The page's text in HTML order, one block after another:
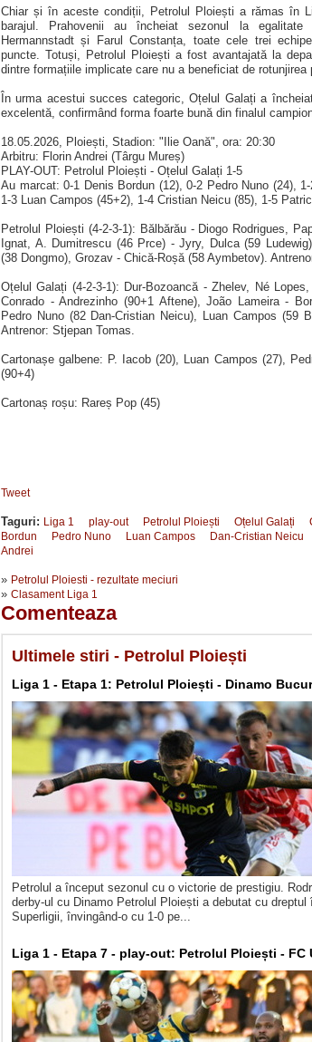
Chiar și în aceste condiții, Petrolul Ploiești a rămas în
barajul. Prahovenii au încheiat sezonul la
Hermannstadt și Farul Constanța, toate cele trei
puncte. Totuși, Petrolul Ploiești a fost avantajată la
dintre formațiile implicate care nu a beneficiat de rotunjirea
În urma acestui succes categoric, Oțelul Galați a
excelentă, confirmând forma foarte bună din finalul
18.05.2026, Ploiești, Stadion: "Ilie Oană", ora: 20:30
Arbitru: Florin Andrei (Târgu Mureș)
PLAY-OUT: Petrolul Ploiești - Oțelul Galați 1-5
Au marcat: 0-1 Denis Bordun (12), 0-2 Pedro Nuno (24),
1-3 Luan Campos (45+2), 1-4 Cristian Neicu (85), 1-5
Petrolul Ploiești (4-2-3-1): Bălbărău - Diogo Rodrigues,
Ignat, A. Dumitrescu (46 Prce) - Jyry, Dulca (59
(38 Dongmo), Grozav - Chică-Roșă (58 Aymbetov).
Oțelul Galați (4-2-3-1): Dur-Bozoancă - Zhelev, Né
Conrado - Andrezinho (90+1 Aftene), João Lameira -
Pedro Nuno (82 Dan-Cristian Neicu), Luan Campos (59
Antrenor: Stjepan Tomas.
Cartonașe galbene: P. Iacob (20), Luan Campos (27),
(90+4)
Cartonaș roșu: Rareș Pop (45)
Tweet
Taguri: Liga 1 play-out Petrolul Ploiești Oțelul Galați
Bordun
Pedro Nuno Luan Campos Dan-Cristian Neicu
Andrei
» Petrolul Ploiesti - rezultate meciuri
» Clasament Liga 1
Comenteaza
Ultimele stiri - Petrolul Ploiești
Liga 1 - Etapa 1: Petrolul Ploiești - Dinamo
Petrolul a început sezonul cu o victorie de prestigiu.
derby-ul cu Dinamo Petrolul Ploiești a debutat cu dreptul
Superligii, învingând-o cu 1-0 pe...
Liga 1 - Etapa 7 - play-out: Petrolul Ploiești - FC